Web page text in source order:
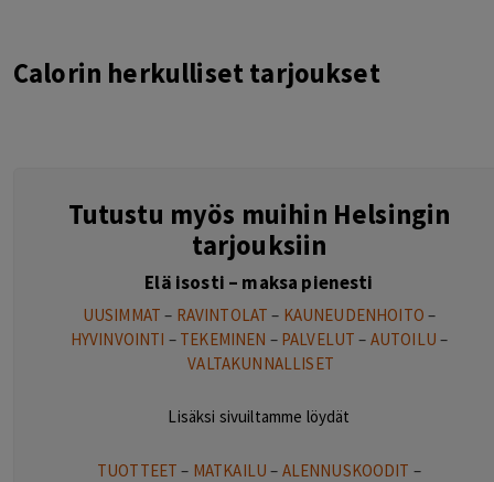
Calorin herkulliset tarjoukset
Tutustu myös muihin Helsingin
tarjouksiin
Elä isosti – maksa pienesti
UUSIMMAT – RAVINTOLAT – KAUNEUDENHOITO–
HYVINVOINTI – TEKEMINEN – PALVELUT – AUTOILU –
VALTAKUNNALLISET
Lisäksi sivuiltamme löydät
TUOTTEET – MATKAILU – ALENNUSKOODIT –